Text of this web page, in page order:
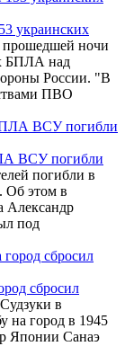
украинских
прошедшей ночи
БПЛА над
России. "В
ПВО
ВСУ погибли
погибли в
Об этом в
Александр
под
сбросил
в
на город в 1945
Японии Санаэ